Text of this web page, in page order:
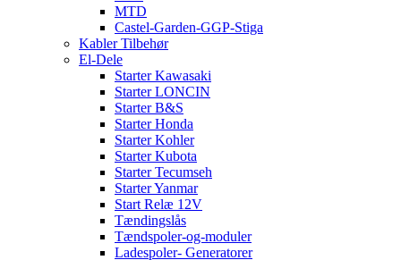
MTD
Castel-Garden-GGP-Stiga
Kabler Tilbehør
El-Dele
Starter Kawasaki
Starter LONCIN
Starter B&S
Starter Honda
Starter Kohler
Starter Kubota
Starter Tecumseh
Starter Yanmar
Start Relæ 12V
Tændingslås
Tændspoler-og-moduler
Ladespoler- Generatorer